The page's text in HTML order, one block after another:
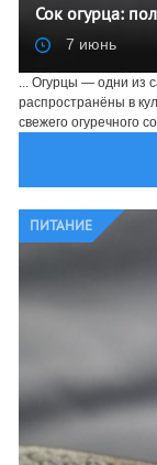
Сок огурца:
7 июнь
... Огурцы — одни из
распространёны в
свежего огуречного
ПИТАНИЕ